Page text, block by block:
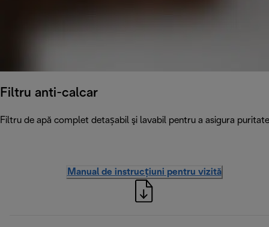
Filtru anti-calcar
Filtru de apă complet detașabil şi lavabil pentru a asigura
Manual de instrucțiuni pentru vizită